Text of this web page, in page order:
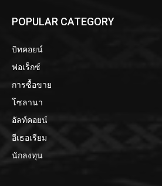
POPULAR CATEGORY
บิทคอยน์
ฟอเร็กซ์
การซื้อขาย
โซลานา
อัลท์คอยน์
อีเธอเรียม
นักลงทุน